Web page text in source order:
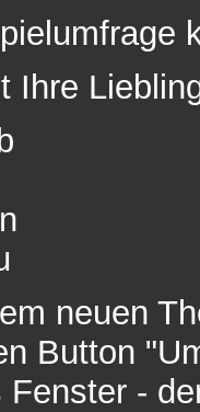
Ihre
neuen
Button
Fenster -